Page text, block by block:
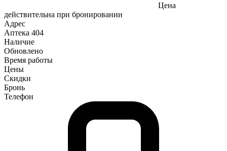
Цена
действительна при бронировании
Адрес
Аптека 404
Наличие
Обновлено
Время работы
Цены
Скидки
Бронь
Телефон